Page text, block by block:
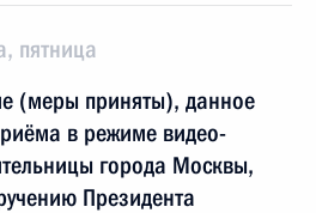
пятница
(меры приняты), данное
в режиме видео-
города Москвы,
Президента